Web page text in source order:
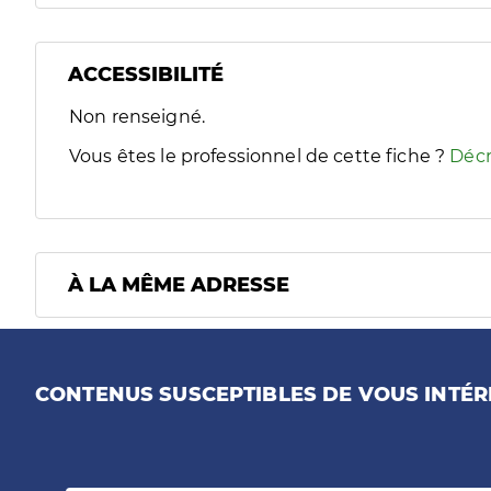
ACCESSIBILITÉ
Filtres
Sélectionnez un ou plusieurs handicaps/besoins
Non renseigné.
Vous êtes le professionnel de cette fiche ?
À LA MÊME ADRESSE
CONTENUS SUSCEPTIBLES DE VOUS